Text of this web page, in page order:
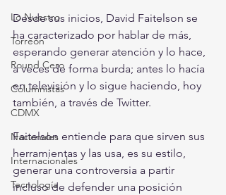
Lo Nuestro
Torreón
Round Cero
Columnistas
CDMX
Nacionales
Internacionales
Tecnología
Desde sus inicios, David Faitelson se
ha caracterizado por hablar de más,
esperando generar atención y lo hace,
a veces de forma burda; antes lo hacía
en televisión y lo sigue haciendo, hoy
también, a través de Twitter.
Faitelson entiende para que sirven sus
herramientas y las usa, es su estilo,
generar una controversia a partir
incluso de defender una posición